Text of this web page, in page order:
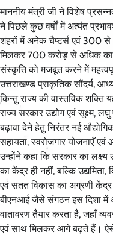
माननीय मंत्री जी ने विशेष
ने पिछले कुछ वर्षों में अत्यंत
शहरों में अनेक चैप्टर्स एवं 300 से
मिलकर 700 करोड़ से अधिक का
संस्कृति को मजबूत करने में
उत्तराखण्ड प्राकृतिक सौंदर्य,
किन्तु राज्य की वास्तविक शक्ति
राज्य सरकार उद्योग एवं सूक्ष्म,
बढ़ावा देने हेतु निरंतर नई
सहायता, स्वरोजगार योजनाएँ
उन्होंने कहा कि सरकार का लक्ष्य
का केंद्र ही नहीं, बल्कि उद्यमिता,
एवं सतत विकास का अग्रणी केंद्र
बीएनआई जैसे संगठन इस दिशा में
वातावरण तैयार करता है, जहाँ
एवं साथ मिलकर आगे बढ़ते हैं। ऐसे